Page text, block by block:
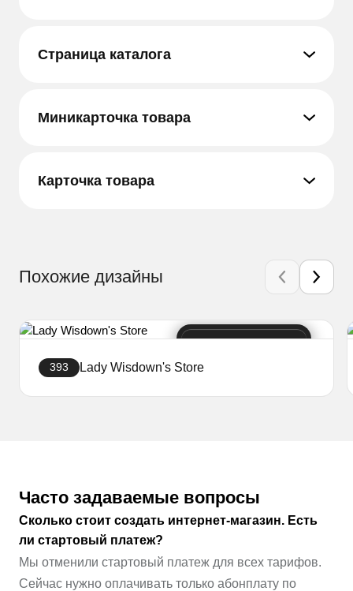
Страница каталога
Миникарточка товара
Карточка товара
Похожие дизайны
393 Lady Wisdown's Store
Часто задаваемые вопросы
Сколько стоит создать интернет-магазин. Есть
ли стартовый платеж?
Мы отменили стартовый платеж для всех тарифов.
Сейчас нужно оплачивать только абонплату по